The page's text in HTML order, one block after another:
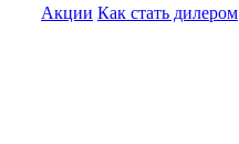
Акции Как стать дилером